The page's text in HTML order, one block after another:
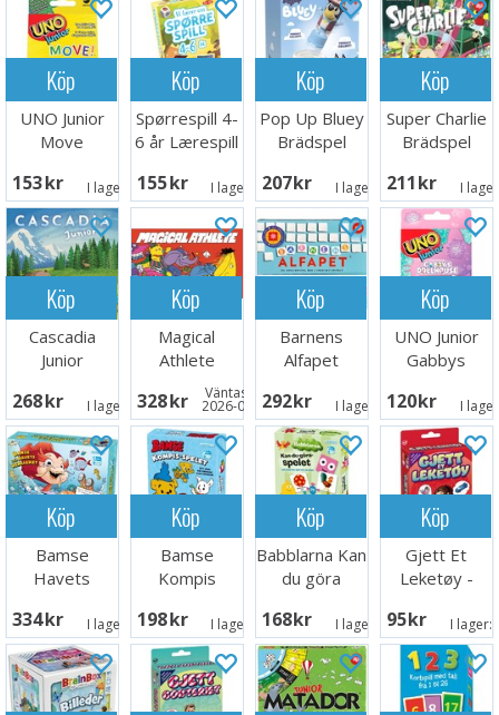
Köp
UNO Junior
Move
153 SEK I lager: 7
Köp
Spørrespill 4-
6 år Lærespill
155 SEK I lager: 1
Köp
Pop Up Bluey
Brädspel
207 SEK I lager: 3
Köp
Super Charlie
Brädspel
211 SEK I
Köp
Cascadia
Junior
Svensk
268 SEK I lager: 2
Köp
Magical
Athlete
Brädspel
328 SEK Väntas in:
2026-09-30
Köp
Barnens
Alfapet
292 SEK I lager: 4
Köp
UNO Junior
Gabbys
Kortspel
120 SEK I
Köp
Bamse
Havets
Brädspel
334 SEK I lager: 5
Köp
Bamse
Kompis
Brädspel
198 SEK I lager: 5
Köp
Babblarna Kan
du göra
Brädspel
168 SEK I lager: 5
Köp
Gjett Et
Leketøy -
95 SEK I lager: